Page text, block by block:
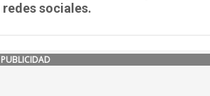
sociales.
PUBLICIDAD